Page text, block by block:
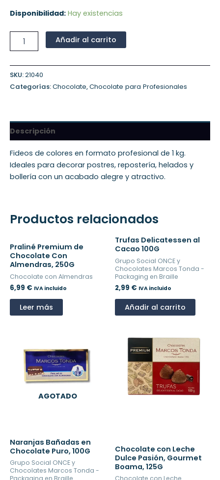
Disponibilidad: Hay existencias
Añadir al carrito
SKU:21040
Categorías:Chocolate,Chocolate para Profesionales
Descripción
Fideos de colores en formato profesional de 1 kg.
Ideales para decorar postres, repostería, helados y
bollería con un acabado alegre y atractivo.
Productos relacionados
AGOTADO
Praliné Premium de
Chocolate Con
Almendras, 250G
Chocolate con Almendras
6,99 € IVA incluido
Leer más
Trufas Delicatessen al
Cacao 100G
Grupo Social ONCE y
Chocolates Marcos Tonda -
Packaging en Braille
2,99 € IVA incluido
Añadir al carrito
Naranjas Bañadas en
Chocolate Puro, 100G
Grupo Social ONCE y
Chocolates Marcos Tonda -
Chocolate con Leche
Dulce Pasión, Gourmet
Boama, 125G